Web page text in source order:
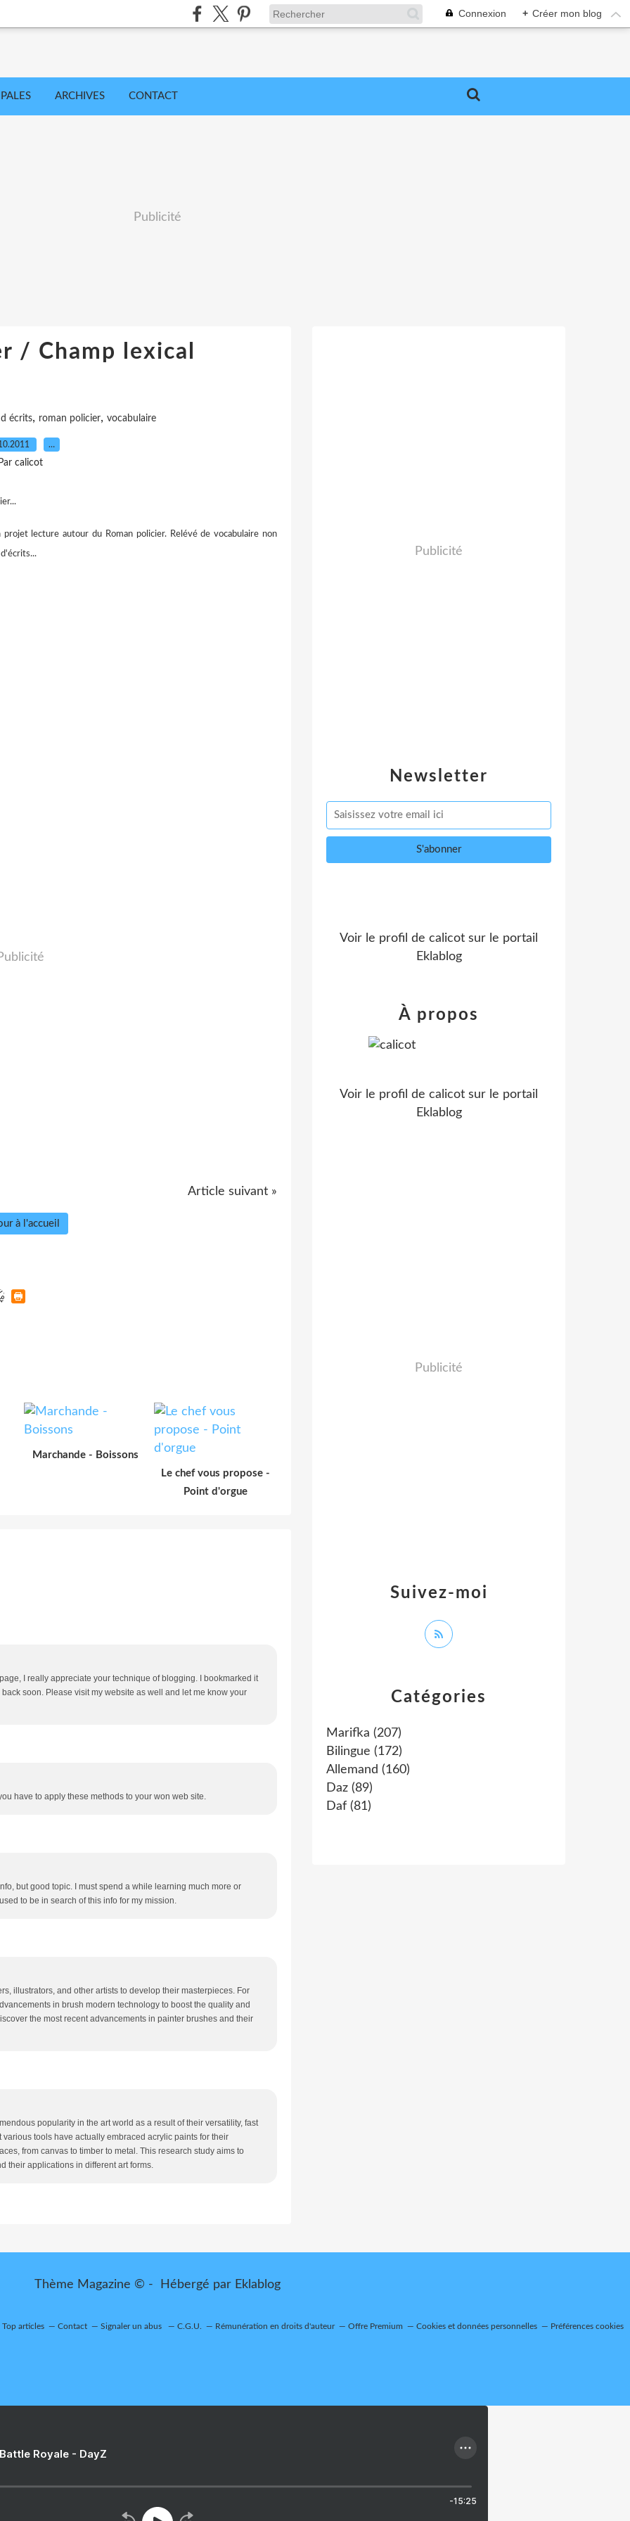
Connexion + Créer mon blog
ARCHIVES CONTACT
Publicité
/ Champ lexical
écrits, roman policier, vocabulaire
…
calicot
lecture autour du Roman policier. Relévé de vocabulaire non
Article suivant »
à l'accueil
Marchande - Boissons
Le chef vous propose -
Point d'orgue
I really appreciate your technique of blogging. I bookmarked it
soon. Please visit my website as well and let me know your
have to apply these methods to your won web site.
but good topic. I must spend a while learning much more or
to be in search of this info for my mission.
illustrators, and other artists to develop their masterpieces. For
in brush modern technology to boost the quality and
the most recent advancements in painter brushes and their
popularity in the art world as a result of their versatility, fast
tools have actually embraced acrylic paints for their
from canvas to timber to metal. This research study aims to
their applications in different art forms.
Newsletter
Publicité
Catégories
Marifka (207)
Bilingue (172)
Allemand (160)
Daz (89)
Daf (81)
Voir le profil de calicot sur le portail
Eklablog
Suivez-moi
À propos
Voir le profil de calicot sur le portail
Eklablog
Publicité
Thème Magazine © - Hébergé par Eklablog
Top articles Contact Signaler un abus C.G.U. Rémunération en droits d'auteur Offre Premium Cookies et données personnelles Préférences cookies
Royale - DayZ
-15:25